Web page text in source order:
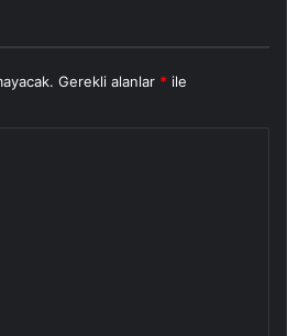
Gerekli alanlar * ile